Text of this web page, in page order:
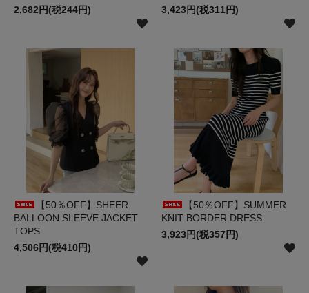
2,682円(税244円)
3,423円(税311円)
【50％OFF】SHEER
BALLOON SLEEVE JACKET
TOPS
4,506円(税410円)
【50％OFF】SUMMER
KNIT BORDER DRESS
3,923円(税357円)